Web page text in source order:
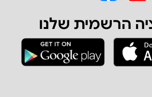
הרשמית שלנו